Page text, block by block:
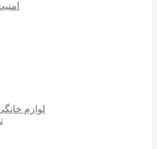
لوازم